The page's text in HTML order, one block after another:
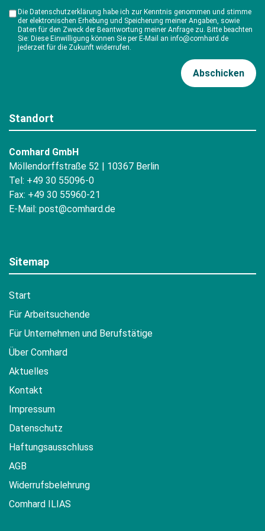
Die Datenschutzerklärung habe ich zur Kenntnis genommen und stimme
der elektronischen Erhebung und Speicherung meiner Angaben, sowie
Daten für den Zweck der Beantwortung meiner Anfrage zu. Bitte beachten
Sie: Diese Einwilligung können Sie per E-Mail an info@comhard.de
jederzeit für die Zukunft widerrufen.
Standort
Comhard GmbH
Möllendorffstraße 52 | 10367 Berlin
Tel: +49 30 55096-0
Fax: +49 30 55960-21
E-Mail: post@comhard.de
Sitemap
Start
Für Arbeitsuchende
Für Unternehmen und Berufstätige
Über Comhard
Aktuelles
Kontakt
Impressum
Datenschutz
Haftungsausschluss
AGB
Widerrufsbelehrung
Comhard ILIAS